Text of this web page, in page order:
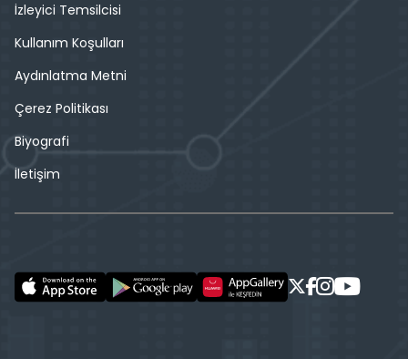
İzleyici Temsilcisi
Kullanım Koşulları
Aydınlatma Metni
Çerez Politikası
Biyografi
İletişim